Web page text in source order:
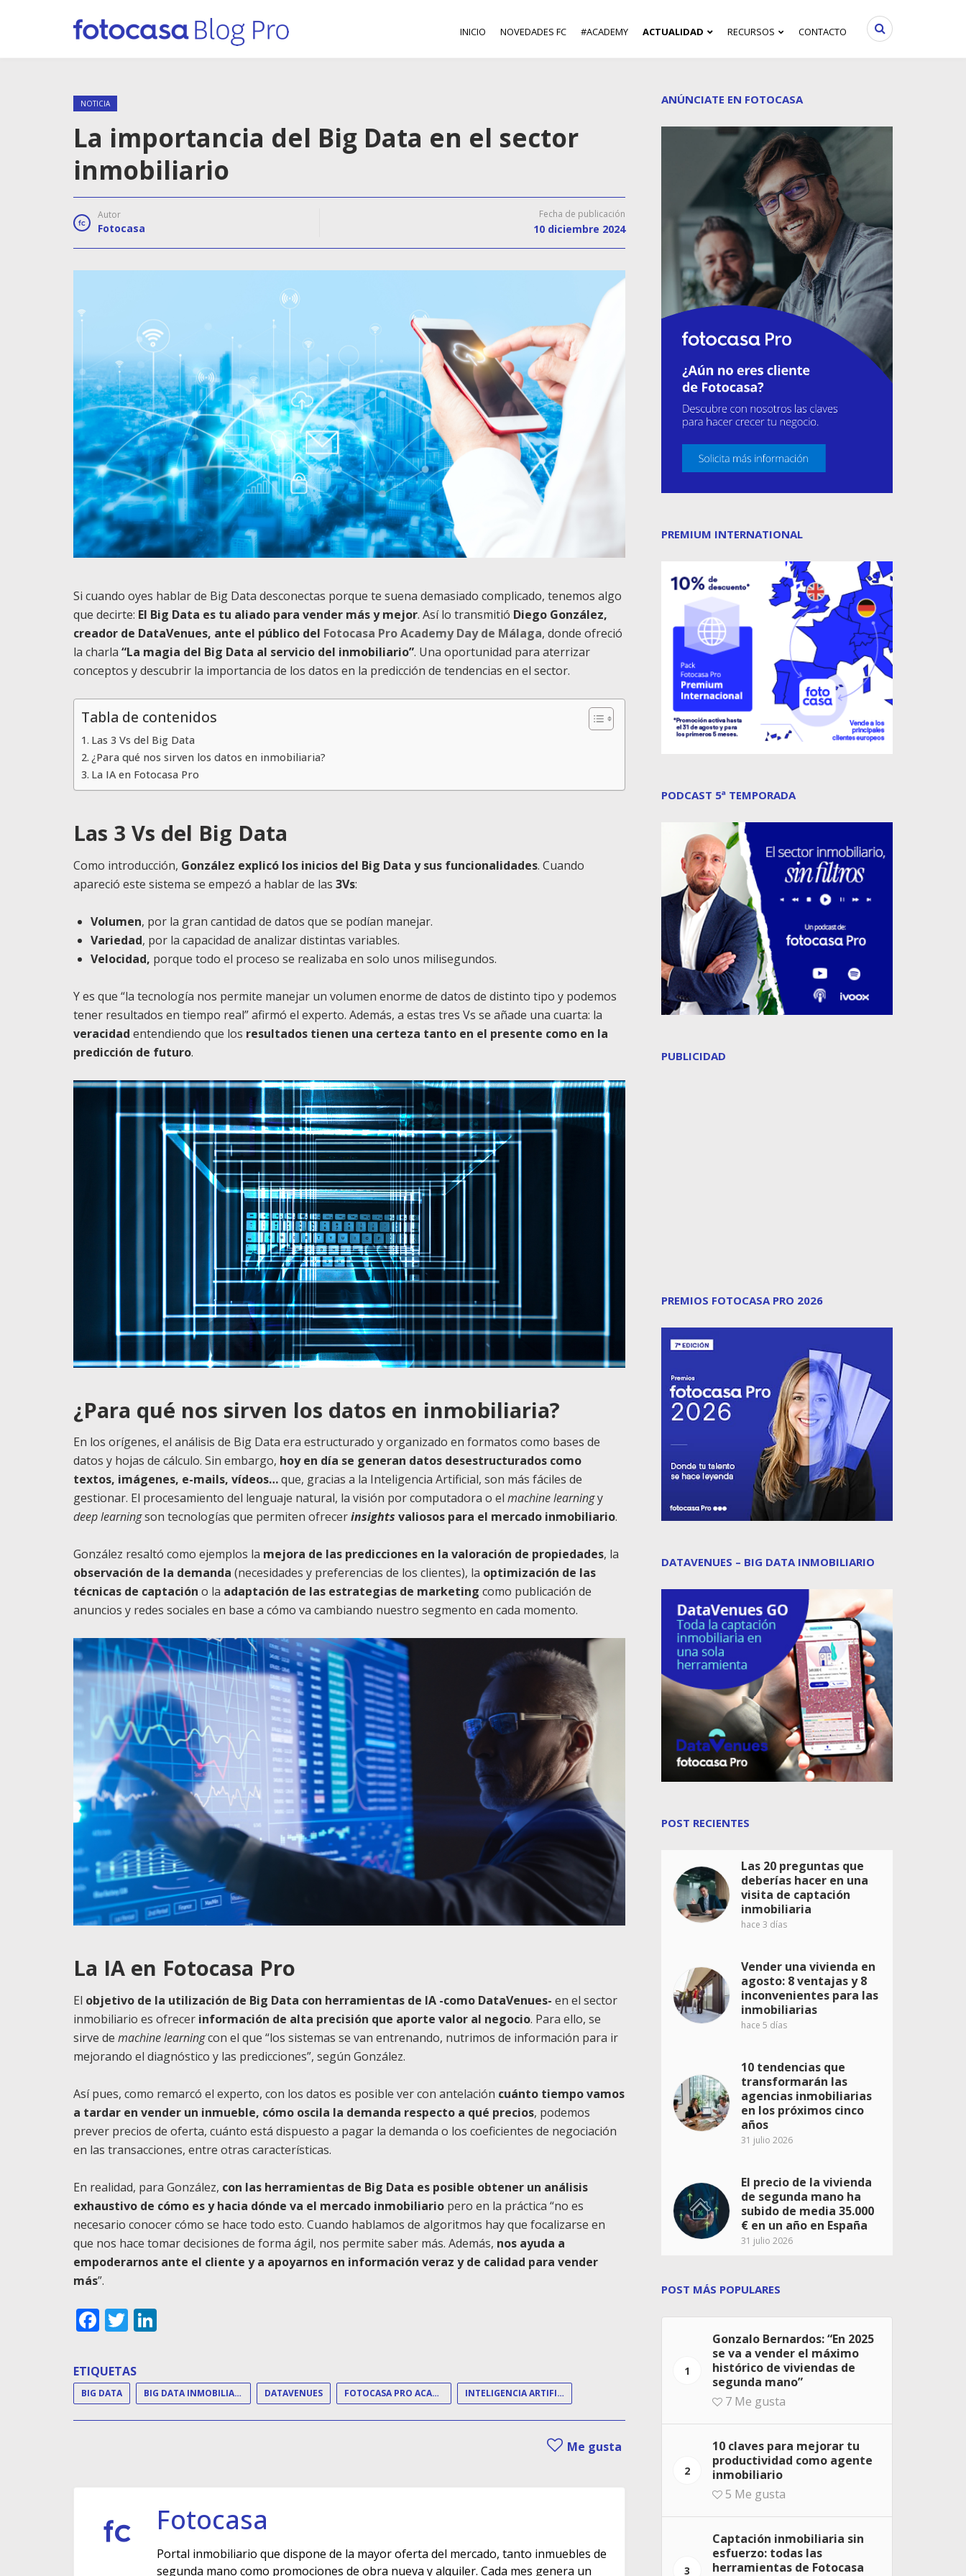
INICIO NOVEDADES FC #ACADEMY ACTUALIDAD RECURSOS CONTACTO
NOTICIA
La importancia del Big Data en el sector
inmobiliario
Autor
Fotocasa
Fecha de publicación
10 diciembre 2024
Si cuando oyes hablar de Big Data desconectas porque te suena demasiado complicado, tenemos algo
que decirte: El Big Data es tu aliado para vender más y mejor. Así lo transmitió Diego González,
creador de DataVenues, ante el público del Fotocasa Pro Academy Day de Málaga, donde ofreció
la charla “La magia del Big Data al servicio del inmobiliario”. Una oportunidad para aterrizar
conceptos y descubrir la importancia de los datos en la predicción de tendencias en el sector.
Tabla de contenidos
Las 3 Vs del Big Data
¿Para qué nos sirven los datos en inmobiliaria?
La IA en Fotocasa Pro
Las 3 Vs del Big Data
Como introducción, González explicó los inicios del Big Data y sus funcionalidades. Cuando
apareció este sistema se empezó a hablar de las 3Vs:
Volumen, por la gran cantidad de datos que se podían manejar.
Variedad, por la capacidad de analizar distintas variables.
Velocidad, porque todo el proceso se realizaba en solo unos milisegundos.
Y es que “la tecnología nos permite manejar un volumen enorme de datos de distinto tipo y podemos
tener resultados en tiempo real” afirmó el experto. Además, a estas tres Vs se añade una cuarta: la
veracidad entendiendo que los resultados tienen una certeza tanto en el presente como en la
predicción de futuro.
¿Para qué nos sirven los datos en inmobiliaria?
En los orígenes, el análisis de Big Data era estructurado y organizado en formatos como bases de
datos y hojas de cálculo. Sin embargo, hoy en día se generan datos desestructurados como
textos, imágenes, e-mails, vídeos…que, gracias a la Inteligencia Artificial, son más fáciles de
gestionar. El procesamiento del lenguaje natural, la visión por computadora o el machine learningy
deep learningson tecnologías que permiten ofrecerinsights valiosos para el mercado inmobiliario.
González resaltó como ejemplos la mejora de las predicciones en la valoración de propiedades, la
observación de la demanda (necesidades y preferencias de los clientes), la optimización de las
técnicas de captación o la adaptación de las estrategias de marketing como publicación de
anuncios y redes sociales en base a cómo va cambiando nuestro segmento en cada momento.
La IA en Fotocasa Pro
El objetivo de la utilización de Big Data con herramientas de IA -como DataVenues- en el sector
inmobiliario es ofrecer información de alta precisión que aporte valor al negocio. Para ello, se
sirve de machine learningcon el que “los sistemas se van entrenando, nutrimos de información para ir
mejorando el diagnóstico y las predicciones”, según González.
Así pues, como remarcó el experto, con los datos es posible ver con antelación cuánto tiempo vamos
a tardar en vender un inmueble, cómo oscila la demanda respecto a qué precios, podemos
prever precios de oferta, cuánto está dispuesto a pagar la demanda o los coeficientes de negociación
en las transacciones, entre otras características.
En realidad, para González, con las herramientas de Big Data es posible obtener un análisis
exhaustivo de cómo es y hacia dónde va el mercado inmobiliario pero en la práctica “no es
necesario conocer cómo se hace todo esto. Cuando hablamos de algoritmos hay que focalizarse en
que nos hace tomar decisiones de forma ágil, nos permite saber más. Además, nos ayuda a
empoderarnos ante el cliente y a apoyarnos en información veraz y de calidad para vender
más”.
Facebook
Twitter
ETIQUETAS
BIG DATA BIG DATA INMOBILIARIO DATAVENUES FOTOCASA PRO ACADEMY DAY INTELIGENCIA ARTIFICIAL
Me gusta
Fotocasa
Portal inmobiliario que dispone de la mayor oferta del mercado, tanto inmuebles de
segunda mano como promociones de obra nueva y alquiler. Cada mes genera un
ANÚNCIATE EN FOTOCASA
PREMIUM INTERNATIONAL
PODCAST 5ª TEMPORADA
PUBLICIDAD
PREMIOS FOTOCASA PRO 2026
DATAVENUES – BIG DATA INMOBILIARIO
POST RECIENTES
Las 20 preguntas que
deberías hacer en una
visita de captación
inmobiliaria
hace 3 días
Vender una vivienda en
agosto: 8 ventajas y 8
inconvenientes para las
inmobiliarias
hace 5 días
10 tendencias que
transformarán las
agencias inmobiliarias
en los próximos cinco
años
31 julio 2026
El precio de la vivienda
de segunda mano ha
subido de media 35.000
€ en un año en España
31 julio 2026
POST MÁS POPULARES
1
Gonzalo Bernardos: “En 2025
se va a vender el máximo
histórico de viviendas de
segunda mano”
7 Me gusta
2
10 claves para mejorar tu
productividad como agente
inmobiliario
5 Me gusta
3
Captación inmobiliaria sin
esfuerzo: todas las
herramientas de Fotocasa